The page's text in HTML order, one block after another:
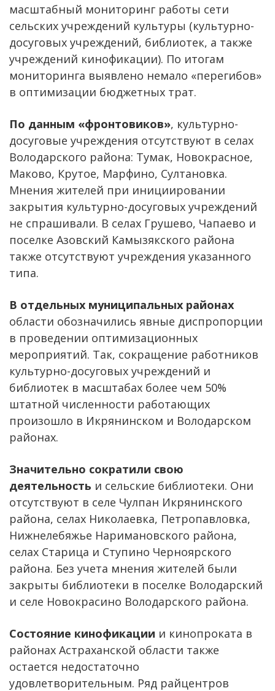
масштабный мониторинг работы сети
сельских учреждений культуры (культурно-
досуговых учреждений, библиотек, а также
учреждений кинофикации). По итогам
мониторинга выявлено немало «перегибов»
в оптимизации бюджетных трат.
По данным «фронтовиков», культурно-
досуговые учреждения отсутствуют в селах
Володарского района: Тумак, Новокрасное,
Маково, Крутое, Марфино, Султановка.
Мнения жителей при инициировании
закрытия культурно-досуговых учреждений
не спрашивали. В селах Грушево, Чапаево и
поселке Азовский Камызякского района
также отсутствуют учреждения указанного
типа.
В отдельных муниципальных районах
области обозначились явные диспропорции
в проведении оптимизационных
мероприятий. Так, сокращение работников
культурно-досуговых учреждений и
библиотек в масштабах более чем 50%
штатной численности работающих
произошло в Икрянинском и Володарском
районах.
Значительно сократили свою
деятельность и сельские библиотеки. Они
отсутствуют в селе Чулпан Икрянинского
района, селах Николаевка, Петропавловка,
Нижнелебяжье Наримановского района,
селах Старица и Ступино Черноярского
района. Без учета мнения жителей были
закрыты библиотеки в поселке Володарский
и селе Новокрасино Володарского района.
Состояние кинофикации и кинопроката в
районах Астраханской области также
остается недостаточно
удовлетворительным. Ряд райцентров